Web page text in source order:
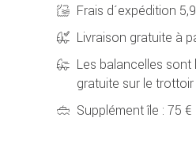
Frais d´expédition
Livraison gratuite à
Les balancelles
gratuite sur le trottoir
Supplément île : 75 €